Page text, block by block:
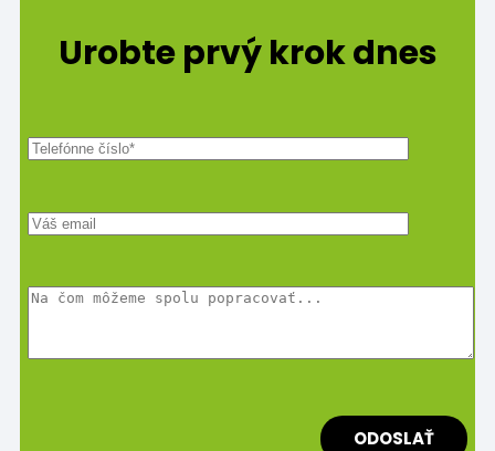
Urobte prvý krok dnes